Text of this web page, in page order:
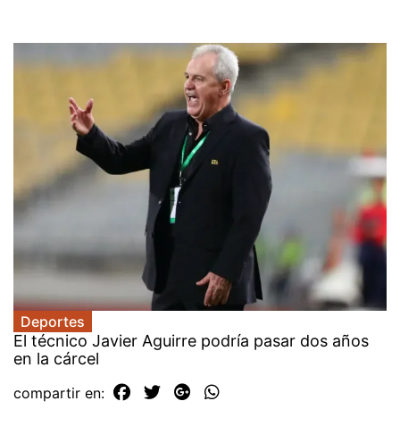
Deportes
El técnico Javier Aguirre podría pasar dos años
en la cárcel
compartir en: